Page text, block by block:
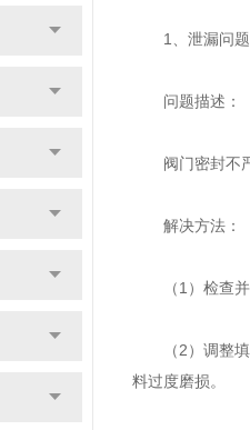
1、泄漏问题
问题描述：
阀门密封不严
解决方法：
（1）检查并
（2）调整填
料过度磨损。